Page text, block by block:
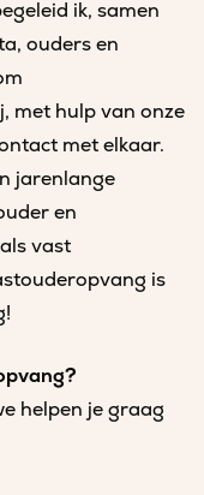
ik, samen
ouders en
met hulp van onze
met elkaar.
jarenlange
en
vast
is
helpen je graag